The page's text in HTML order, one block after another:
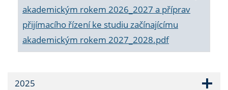
akademickým rokem 2026_2027 a příprav
přijímacího řízení ke studiu začínajícímu
akademickým rokem 2027_2028.pdf
2025